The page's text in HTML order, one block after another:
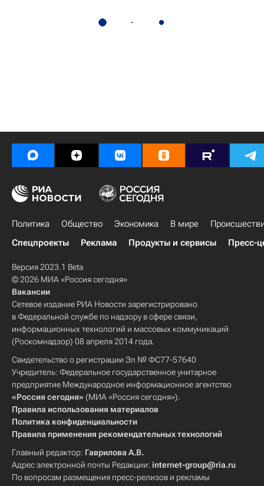
Политика Общество Экономика В мире
Спецпроекты
Реклама Продукты и сервисы Пресс-
Версия 2023.1 Beta
© 2026 МИА «Россия сегодня»
Вакансии
Сетевое издание РИА Новости зарегистрировано
в Федеральной службе по надзору в сфере связи,
информационных технологий и массовых коммуникаций
(Роскомнадзор) 08 апреля 2014 года.
Свидетельство о регистрации Эл № ФС77-57640
Учредитель: Федеральное государственное унитарное
предприятие Международное информационное агентство
«Россия сегодня» (МИА «Россия сегодня»).
Правила использования материалов
Политика конфиденциальности
Правила применения рекомендательных технологий
Главный редактор: Гаврилова А.В.
Адрес электронной почты Редакции: internet-group@ria.ru
По вопросам размещения пресс-релизов и рекламы